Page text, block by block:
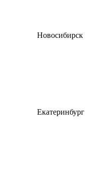
Новосибирск
Екатеринбург